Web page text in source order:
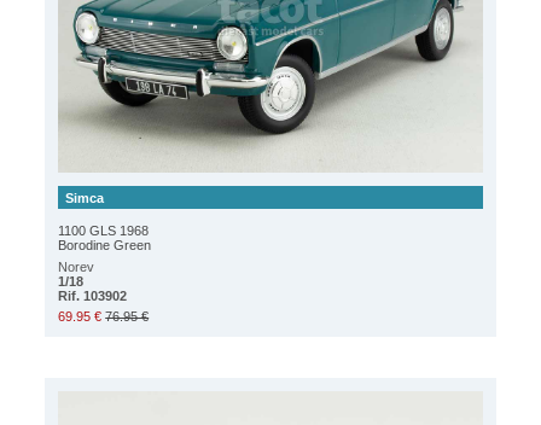
Simca
1100 GLS 1968
Borodine Green
Norev
1/18
Rif. 103902
69.95 € 76.95 €